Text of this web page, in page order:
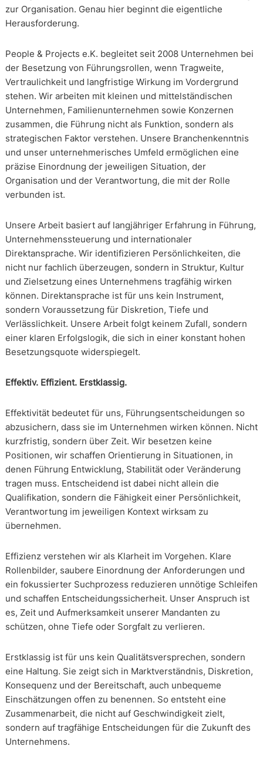
zur Organisation. Genau hier beginnt die eigentliche
Herausforderung.
People & Projects e.K. begleitet seit 2008 Unternehmen bei
der Besetzung von Führungsrollen, wenn Tragweite,
Vertraulichkeit und langfristige Wirkung im Vordergrund
stehen. Wir arbeiten mit kleinen und mittelständischen
Unternehmen, Familienunternehmen sowie Konzernen
zusammen, die Führung nicht als Funktion, sondern als
strategischen Faktor verstehen. Unsere Branchenkenntnis
und unser unternehmerisches Umfeld ermöglichen eine
präzise Einordnung der jeweiligen Situation, der
Organisation und der Verantwortung, die mit der Rolle
verbunden ist.
Unsere Arbeit basiert auf langjähriger Erfahrung in Führung,
Unternehmenssteuerung und internationaler
Direktansprache. Wir identifizieren Persönlichkeiten, die
nicht nur fachlich überzeugen, sondern in Struktur, Kultur
und Zielsetzung eines Unternehmens tragfähig wirken
können. Direktansprache ist für uns kein Instrument,
sondern Voraussetzung für Diskretion, Tiefe und
Verlässlichkeit. Unsere Arbeit folgt keinem Zufall, sondern
einer klaren Erfolgslogik, die sich in einer konstant hohen
Besetzungsquote widerspiegelt.
Effektiv. Effizient. Erstklassig.
Effektivität bedeutet für uns, Führungsentscheidungen so
abzusichern, dass sie im Unternehmen wirken können. Nicht
kurzfristig, sondern über Zeit. Wir besetzen keine
Positionen, wir schaffen Orientierung in Situationen, in
denen Führung Entwicklung, Stabilität oder Veränderung
tragen muss. Entscheidend ist dabei nicht allein die
Qualifikation, sondern die Fähigkeit einer Persönlichkeit,
Verantwortung im jeweiligen Kontext wirksam zu
übernehmen.
Effizienz verstehen wir als Klarheit im Vorgehen. Klare
Rollenbilder, saubere Einordnung der Anforderungen und
ein fokussierter Suchprozess reduzieren unnötige Schleifen
und schaffen Entscheidungssicherheit. Unser Anspruch ist
es, Zeit und Aufmerksamkeit unserer Mandanten zu
schützen, ohne Tiefe oder Sorgfalt zu verlieren.
Erstklassig ist für uns kein Qualitätsversprechen, sondern
eine Haltung. Sie zeigt sich in Marktverständnis, Diskretion,
Konsequenz und der Bereitschaft, auch unbequeme
Einschätzungen offen zu benennen. So entsteht eine
Zusammenarbeit, die nicht auf Geschwindigkeit zielt,
sondern auf tragfähige Entscheidungen für die Zukunft des
Unternehmens.